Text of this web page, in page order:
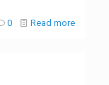
0 Read more